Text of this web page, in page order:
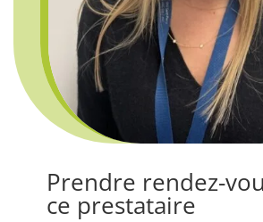
Prendre rendez-
ce prestataire